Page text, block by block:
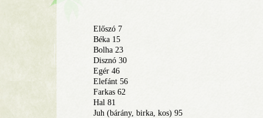
Előszó 7
Béka 15
Bolha 23
Disznó 30
Egér 46
Elefánt 56
Farkas 62
Hal 81
Juh (bárány, birka, kos) 95